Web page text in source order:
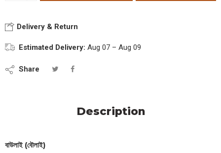
Delivery & Return
Estimated Delivery: Aug 07 – Aug 09
Share
Description
বাউলাই (বৌলাই)